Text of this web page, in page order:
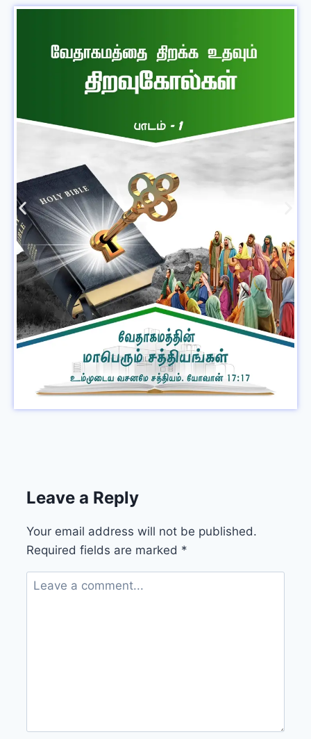
Leave a Reply
Your email address will not be published.
Required fields are marked *